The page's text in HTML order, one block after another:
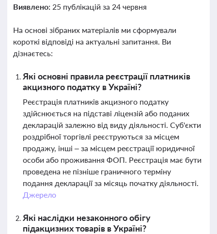
Виявлено: 25 публікацій за 24 червня
На основі зібраних матеріалів ми сформували
короткі відповіді на актуальні запитання. Ви
дізнаєтесь:
Які основні правила реєстрації платників
акцизного податку в Україні?
Реєстрація платників акцизного податку
здійснюється на підставі ліцензій або поданих
декларацій залежно від виду діяльності. Суб'єкти
роздрібної торгівлі реєструються за місцем
продажу, інші – за місцем реєстрації юридичної
особи або проживання ФОП. Реєстрація має бути
проведена не пізніше граничного терміну
подання декларації за місяць початку діяльності.
Джерело
Які наслідки незаконного обігу
підакцизних товарів в Україні?